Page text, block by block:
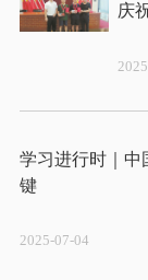
学习进行时｜中
键
2025-07-04